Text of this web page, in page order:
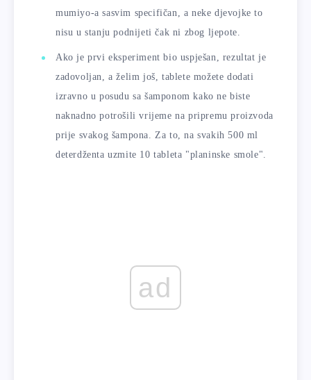
mumiyo-a sasvim specifičan, a neke djevojke to
nisu u stanju podnijeti čak ni zbog ljepote.
Ako je prvi eksperiment bio uspješan, rezultat je
zadovoljan, a želim još, tablete možete dodati
izravno u posudu sa šamponom kako ne biste
naknadno potrošili vrijeme na pripremu proizvoda
prije svakog šampona. Za to, na svakih 500 ml
deterdženta uzmite 10 tableta "planinske smole".
ad